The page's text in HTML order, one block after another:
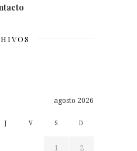
agosto 2026
J V S D
1 2